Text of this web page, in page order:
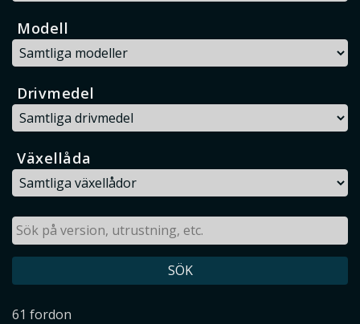
Modell
Drivmedel
Växellåda
SÖK
61 fordon